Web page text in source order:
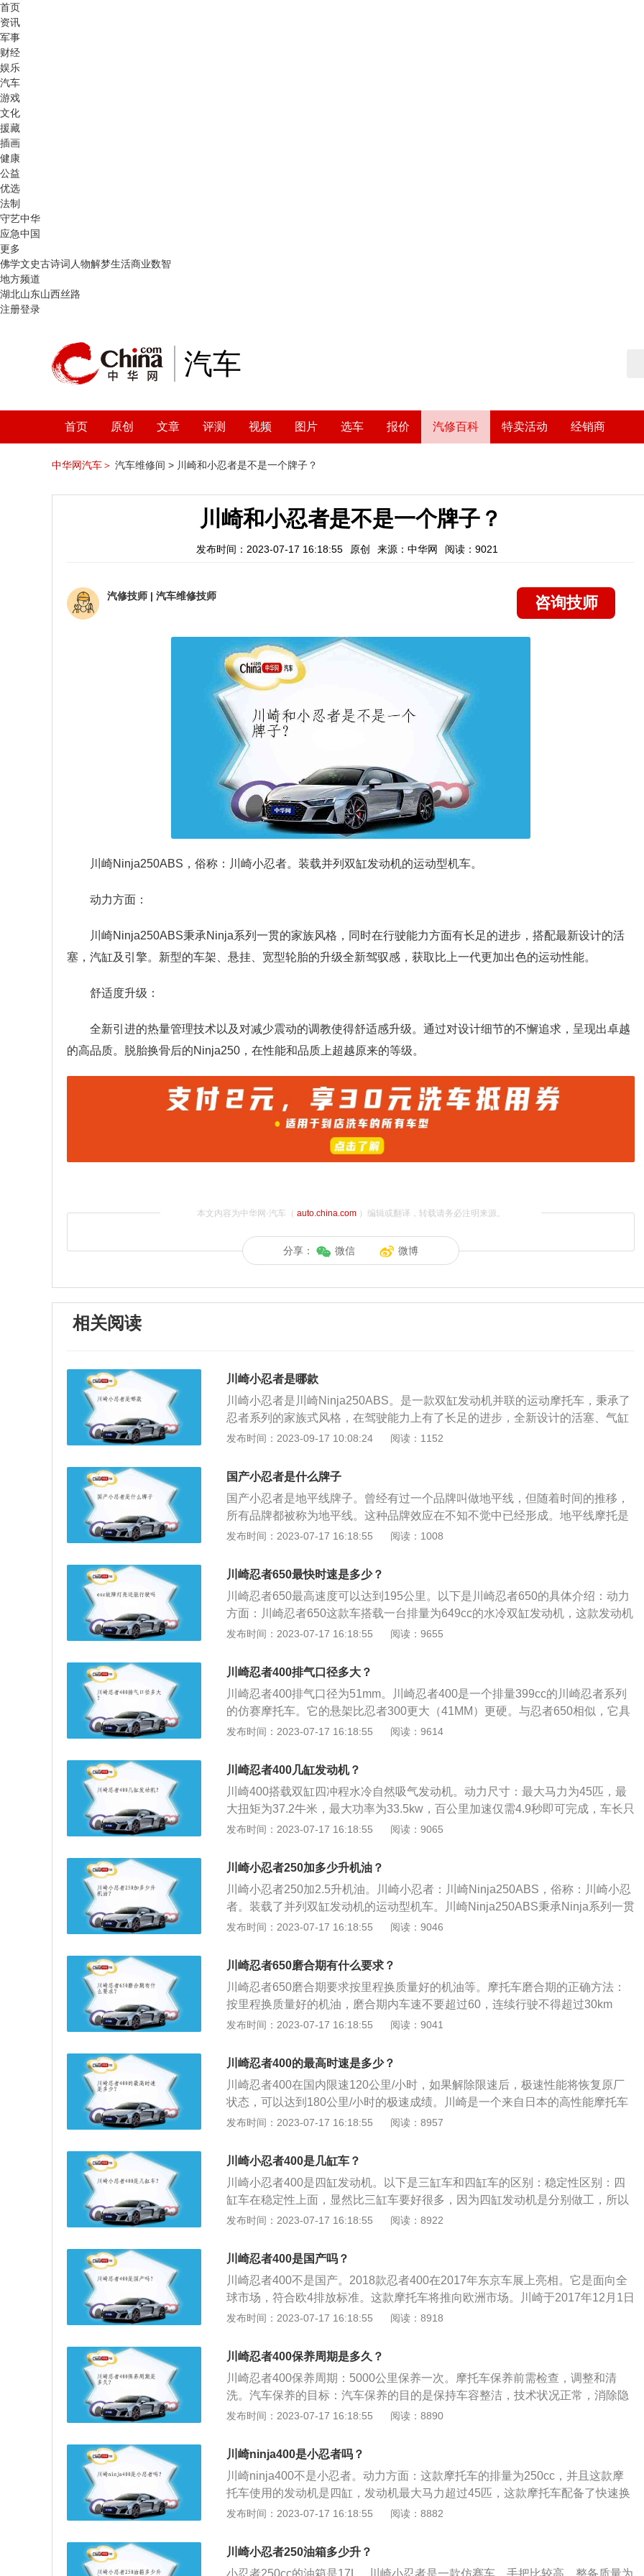
首页
资讯
军事
财经
娱乐
汽车
游戏
文化
援藏
插画
健康
公益
优选
法制
守艺中华
应急中国
更多
佛学文史古诗词 人物解梦生活商业数智
地方频道
湖北山东山西丝路
注册登录
汽车
首页 原创 文章 评测 视频 图片 选车 报价 汽修百科 特卖活动 经销商
中华网汽车＞ 汽车维修间 > 川崎和小忍者是不是一个牌子？
川崎和小忍者是不是一个牌子？
发布时间：2023-07-17 16:18:55 原创 来源：中华网 阅读：9021
汽修技师 | 汽车维修技师 咨询技师
川崎Ninja250ABS，俗称：川崎小忍者。装载并列双缸发动机的运动型机车。
动力方面：
川崎Ninja250ABS秉承Ninja系列一贯的家族风格，同时在行驶能力方面有长足的进步，搭配最新设计的活
塞，汽缸及引擎。新型的车架、悬挂、宽型轮胎的升级全新驾驭感，获取比上一代更加出色的运动性能。
舒适度升级：
全新引进的热量管理技术以及对减少震动的调教使得舒适感升级。通过对设计细节的不懈追求，呈现出卓越
的高品质。脱胎换骨后的Ninja250，在性能和品质上超越原来的等级。
本文内容为中华网·汽车（ auto.china.com）编辑或翻译，转载请务必注明来源。
分享： 微信 微博
相关阅读
川崎小忍者是哪款
川崎小忍者是川崎Ninja250ABS。是一款双缸发动机并联的运动摩托车，秉承了
忍者系列的家族式风格，在驾驶能力上有了长足的进步，全新设计的活塞、气缸
和发动机，全新车架、悬挂、宽胎的升级，给人全新的驾驶感，获得比上一代更
了左右不对称设计的全新仪表盘，转速表采用直观的模拟风格，速度，行程等，
可以在LCD屏幕上以数字形式显示。此外，它还配备了燃油表、时钟和经济驾驶
刻度盘指示器，以支持更经济的驾驶。短消音器采用了新设计的特殊截面短消声
器，通过小尾罩和宽轮胎的组合，展现了超越级别的真实震撼感。采用了新设计
的异型截面短消音器。通过小型尾翼罩和140mm宽的轮胎的组合，展现出超越级
以往的车型更有攻击性的感觉，这种设计更凸现了Ninja的特征。前挡风玻璃上采
用了和NinjaZX-10R一样的浮动安装型机构。和后视镜一体化的设计，减少了零
件数量，为车体的轻量化做出了贡献，并且带给车体前部四周一种轻快的印象。
发布时间：2023-09-17 10:08:24 阅读：1152
国产小忍者是什么牌子
国产小忍者是地平线牌子。曾经有过一个品牌叫做地平线，但随着时间的推移，
所有品牌都被称为地平线。这种品牌效应在不知不觉中已经形成。地平线摩托是
一种仿造的超跑，采用的是一台150到200的普通引擎，外面套着一辆仿造的跑
属于小型工厂，低成本，双排，外形超跑，没有任何合法的证件，低价，劣质，
这就是地平线。不过随着国内的摩托车质量越来越好，国家也在不断地进行改
革，比如地平线，这辆车不但没有被淘汰，反而有了更好的生产线，甚至还出现
了一些国产的小型忍者。地平线摩托车，只要达到要求，就可以上牌，按照有关
规定，有些车辆是不能上牌照的，走私、贩私车辆、赃车，不得上牌，并按照有
动车，不办理转籍、变更登证手续；车架无标号机动车，车架上不打印底盘型号
和出厂编号的汽车，不予核发牌证。
发布时间：2023-07-17 16:18:55 阅读：1008
川崎忍者650最快时速是多少？
川崎忍者650最高速度可以达到195公里。以下是川崎忍者650的具体介绍：动力
方面：川崎忍者650这款车搭载一台排量为649cc的水冷双缸发动机，这款发动机
最大功率为46kw，最大扭矩为63牛米。这款发动机的最大功率转速为7000转每
方面：川崎忍者650发动机压缩比为10.8比1，缸径为83毫米，行程为60毫米。
发布时间：2023-07-17 16:18:55 阅读：9655
川崎忍者400排气口径多大？
川崎忍者400排气口径为51mm。川崎忍者400是一个排量399cc的川崎忍者系列
的仿赛摩托车。它的悬架比忍者300更大（41MM）更硬。与忍者650相似，它具
有更坚固的5辐轮毂，与以前的产品相比，具有较低的弹簧悬挂重量和更好的转
管排量更大，但它比忍者300轻17.6磅（约8.0千克）。它具有一个钢制框架，引
擎作为受力构件，从而减轻了6千克（13磅）的重量，并带有LED大灯和尾灯。
发动机有一个大的空气箱，可提高进气效率，同时还提供向下进气。座椅高度比
忍者300低30mm，改善了站立姿势。与ABS并配有拖鞋离合器。离合器上的拉力
比忍者300轻20％。
发布时间：2023-07-17 16:18:55 阅读：9614
川崎忍者400几缸发动机？
川崎400搭载双缸四冲程水冷自然吸气发动机。动力尺寸：最大马力为45匹，最
大扭矩为37.2牛米，最大功率为33.5kw，百公里加速仅需4.9秒即可完成，车长只
有1990mm，车宽710mm，车高1120mm，座高为785mm。车价定位：车价在5
为这款车最大的亮点就在于价格，毕竟这个价位的同级别排量摩托车，动力不弱
的同时，价格却很昂贵。
发布时间：2023-07-17 16:18:55 阅读：9065
川崎小忍者250加多少升机油？
川崎小忍者250加2.5升机油。川崎小忍者：川崎Ninja250ABS，俗称：川崎小忍
者。装载了并列双缸发动机的运动型机车。川崎Ninja250ABS秉承Ninja系列一贯
的家族风格，同时在行驶能力方面有了长足的进步，搭配最新设计的活塞，汽缸
代更加出色的运动性能。丰富的配件：为了显现出轻便，采用了单人坐盖这一附
件。可以和后座交换使用。此外，还推出了可以增强防风效果的高挡风屏，帧滑
块，ETC等附件。
发布时间：2023-07-17 16:18:55 阅读：9046
川崎忍者650磨合期有什么要求？
川崎忍者650磨合期要求按里程换质量好的机油等。摩托车磨合期的正确方法：
按里程换质量好的机油，磨合期内车速不要超过60，连续行驶不得超过30km
等。摩托车磨合期的重要性：摩托车发动机在新装配出厂后，零件表面不是非常
在新车初期驾驶时应避免过高的车速、过重的负荷、过长的连续行驶等。磨合的
目的就是使发动机达到较佳工作状态，尽量达到其所设计的最高性能和较大限度
地延长使用寿命。
发布时间：2023-07-17 16:18:55 阅读：9041
川崎忍者400的最高时速是多少？
川崎忍者400在国内限速120公里/小时，如果解除限速后，极速性能将恢复原厂
状态，可以达到180公里/小时的极速成绩。川崎是一个来自日本的高性能摩托车
制造厂商，川崎旗下有很多高性能摩托车。川崎忍者400加速成绩方面：川崎新
时。川崎忍者400外观设计方面：新版本的川崎忍者400与老款并没有太大的差
别，头灯部位进行改款，灯光全部升级成LED，亮度表现得到进一步的提升。仪
表的设计则是采用与Z650、Z900等相同的家族设计，功能和清晰度都是非常不
错，采用LCD液晶设计，车速部分采用数位显示，转速方面则是模仿机械指针，
保留原有的运动气质。
发布时间：2023-07-17 16:18:55 阅读：8957
川崎小忍者400是几缸车？
川崎小忍者400是四缸发动机。以下是三缸车和四缸车的区别：稳定性区别：四
缸车在稳定性上面，显然比三缸车要好很多，因为四缸发动机是分别做工，所以
力与反作用力相互抵消，大大降低了发动机的抖动。三缸车的发动机缺少一个气
动性会比较明显。结构区别：三缸发动机结构简单，体积小，重量轻，布置方
便。四缸发动机具有相对复杂的结构，并具有一个以上的缸。就结构设计而言，
三缸发动机的气缸比四缸发动机少一个，相应的凸轮也有较少的轴附件。
发布时间：2023-07-17 16:18:55 阅读：8922
川崎忍者400是国产吗？
川崎忍者400不是国产。2018款忍者400在2017年东京车展上亮相。它是面向全
球市场，符合欧4排放标准。这款摩托车将推向欧洲市场。川崎于2017年12月1日
在美国上市，于2018年2月在日本推出。性能：能增强动力的平行双缸发动机，
9ml平行双缸发动机。产品介绍：全新引进的热量管理技术以及对减少震动的调
教使得舒适感升级。通过对设计细节的不懈追求，呈现出卓越的高品质。脱胎换
骨后的Ninja-250，在性能和品质上超越了原来的等级。
发布时间：2023-07-17 16:18:55 阅读：8918
川崎忍者400保养周期是多久？
川崎忍者400保养周期：5000公里保养一次。摩托车保养前需检查，调整和清
洗。汽车保养的目标：汽车保养的目的是保持车容整洁，技术状况正常，消除隐
患，预防故障发生，减缓劣化过程，延长使用周期，现代的汽车保养主要包含了
系统等的保养范围。汽车保养的注意事项：汽车保养周期是指汽车保养的间隔里
程或时间。保养频率高不是坏事，能更有效地保障车辆的各项性能。用车初期主
要是正常保养，费用相对较低。当车辆使用到一定年限或行驶了一定里程后会进
入维修期，费用就相对高一些。不过在决定汽车保养周期时，应参照汽车制造厂
推荐的保养周期，结合汽车自身的技术状况和实际使用条件，对保养周期要做适
发布时间：2023-07-17 16:18:55 阅读：8890
川崎ninja400是小忍者吗？
川崎ninja400不是小忍者。动力方面：这款摩托车的排量为250cc，并且这款摩
托车使用的发动机是四缸，发动机最大马力超过45匹，这款摩托车配备了快速换
挡系统和牵引力控制系统。外观设计：川崎ninja400新的造型类似于忍者H2、忍
框架，引擎作为受力构件，从而减轻了6千克（13磅）的重量，并带有LED大灯
发布时间：2023-07-17 16:18:55 阅读：8882
川崎小忍者250油箱多少升？